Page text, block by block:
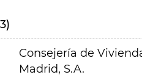
Consejería de
Madrid, S.A.